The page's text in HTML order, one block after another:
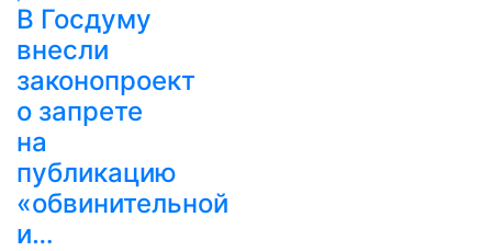
В Госдуму
внесли
законопроект
о запрете
на
публикацию
«обвинительной
и…